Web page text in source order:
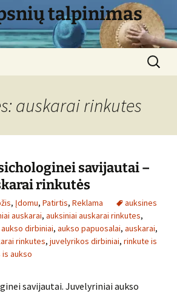
talpinimas
Search
for:
auskarai rinkutes
savijautai –
rinkutės
, Įdomu, Patirtis, Reklama
auksines
auskarai, auksiniai auskarai rinkutes,
aukso dirbiniai, aukso papuosalai, auskarai,
rinkutes, juvelyrikos dirbiniai, rinkute is
aukso
savijautai. Juvelyriniai aukso